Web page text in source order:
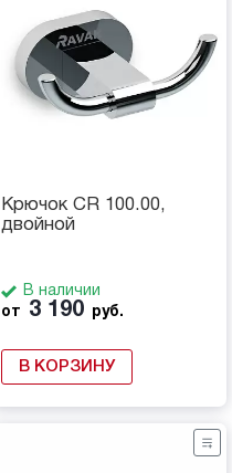
Крючок CR 100.00,
двойной
В наличии
от
3 190 руб.
В КОРЗИНУ